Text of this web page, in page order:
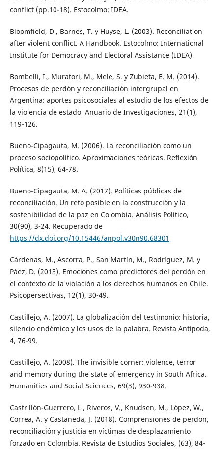
conflict (pp.10-18). Estocolmo: IDEA.
Bloomfield, D., Barnes, T. y Huyse, L. (2003). Reconciliation
after violent conflict. A Handbook. Estocolmo: International
Institute for Democracy and Electoral Assistance (IDEA).
Bombelli, I., Muratori, M., Mele, S. y Zubieta, E. M. (2014).
Procesos de perdón y reconciliación intergrupal en
Argentina: aportes psicosociales al estudio de los efectos de
la violencia de estado. Anuario de Investigaciones, 21(1),
119-126.
Bueno-Cipagauta, M. (2006). La reconciliación como un
proceso sociopolítico. Aproximaciones teóricas. Reflexión
Política, 8(15), 64-78.
Bueno-Cipagauta, M. A. (2017). Políticas públicas de
reconciliación. Un reto posible en la construcción y la
sostenibilidad de la paz en Colombia. Análisis Político,
30(90), 3-24. Recuperado de
https://dx.doi.org/10.15446/anpol.v30n90.68301
Cárdenas, M., Ascorra, P., San Martín, M., Rodríguez, M. y
Páez, D. (2013). Emociones como predictores del perdón en
el contexto de la violación a los derechos humanos en Chile.
Psicopersectivas, 12(1), 30-49.
Castillejo, A. (2007). La globalización del testimonio: historia,
silencio endémico y los usos de la palabra. Revista Antípoda,
4, 76-99.
Castillejo, A. (2008). The invisible corner: violence, terror
and memory during the state of emergency in South Africa.
Humanities and Social Sciences, 69(3), 930-938.
Castrillón-Guerrero, L., Riveros, V., Knudsen, M., López, W.,
Correa, A. y Castañeda, J. (2018). Comprensiones de perdón,
reconciliación y justicia en víctimas de desplazamiento
forzado en Colombia. Revista de Estudios Sociales, (63), 84-